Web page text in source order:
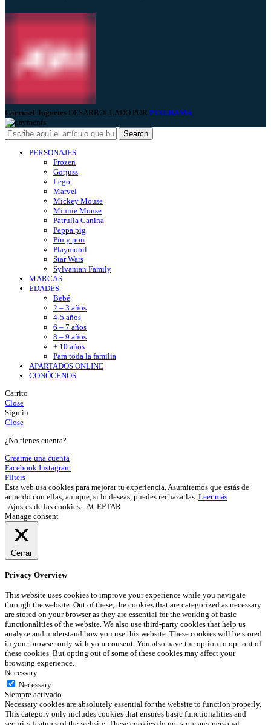
Carrusel Juguetes DESARROLLADO POR PIXERAMA
Search
PERSONAJES
Frozen
Gorjuss
Lego
Marvel
Mickey Mouse
Minnie Mouse
Patrulla Canina
Peppa pig
Pin y pon
Playmobil
Star Wars
Sylvanian Family
MARCAS
EDADES
Bebé
2 – 3 años
4-5 años
6 – 7 años
8 – 9 años
+ 10 años
Para toda la familia
APARTADOS ONLINE
CONÓCENOS
Carrito
Close
Sign in
Close
¿No tienes cuenta?
Crearme una cuenta
Facebook Instagram
Filters
Esta web usa cookies para mejorar tu experiencia. Asumiremos que estás de
acuerdo con ellas, aunque, si lo deseas, puedes rechazarlas. Leer más
Ajustes de las cookies
ACEPTAR
Manage consent
Cerrar
Privacy Overview
This website uses cookies to improve your experience while you navigate
through the website. Out of these, the cookies that are categorized as necessary
are stored on your browser as they are essential for the working of basic
functionalities of the website. We also use third-party cookies that help us
analyze and understand how you use this website. These cookies will be stored
in your browser only with your consent. You also have the option to opt-out of
these cookies. But opting out of some of these cookies may affect your
browsing experience.
Necessary
Necessary
Siempre activado
Necessary cookies are absolutely essential for the website to function properly.
This category only includes cookies that ensures basic functionalities and